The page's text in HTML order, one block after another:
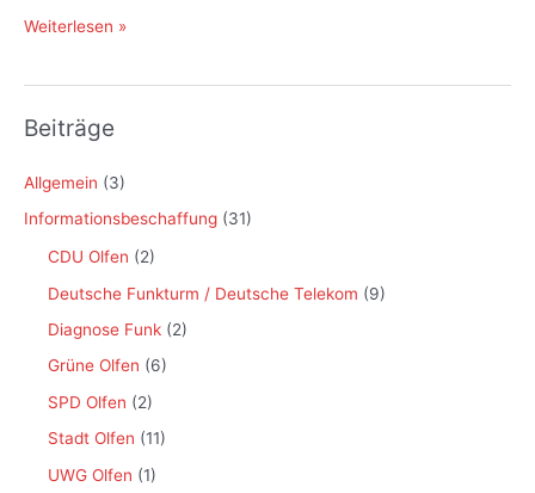
Erstkontakt
Weiterlesen »
Beiträge
Allgemein (3)
Informationsbeschaffung (31)
CDU Olfen (2)
Deutsche Funkturm / Deutsche Telekom (9)
Diagnose Funk (2)
Grüne Olfen (6)
SPD Olfen (2)
Stadt Olfen (11)
UWG Olfen (1)